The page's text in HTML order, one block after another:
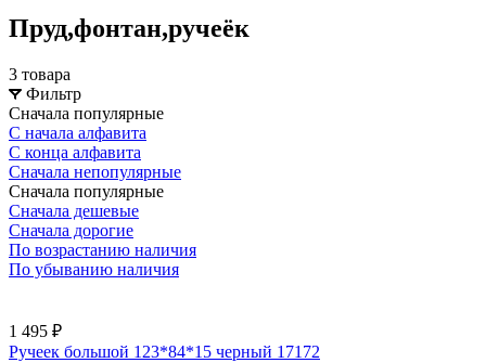
Пруд,фонтан,ручеёк
3 товара
Фильтр
Сначала популярные
С начала алфавита
С конца алфавита
Сначала непопулярные
Сначала популярные
Сначала дешевые
Сначала дорогие
По возрастанию наличия
По убыванию наличия
1 495 ₽
Ручеек большой 123*84*15 черный 17172